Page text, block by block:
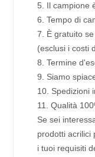
5. Il campione
6. Tempo di
7. È gratuito
(esclusi i costi
8. Termine
9. Siamo
10. Spedizioni
11. Qualità
Se sei
prodotti acrilici
i tuoi requisiti